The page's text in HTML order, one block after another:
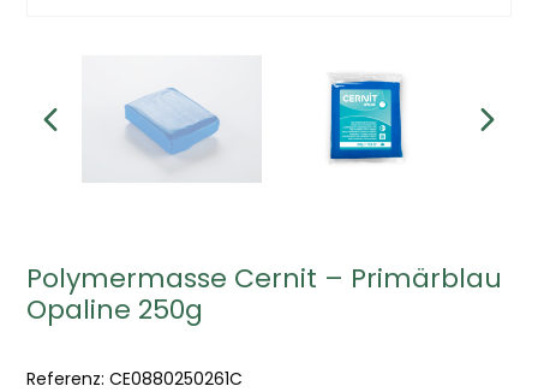
Polymermasse Cernit – Primärblau
Opaline 250g
Referenz: CE0880250261C